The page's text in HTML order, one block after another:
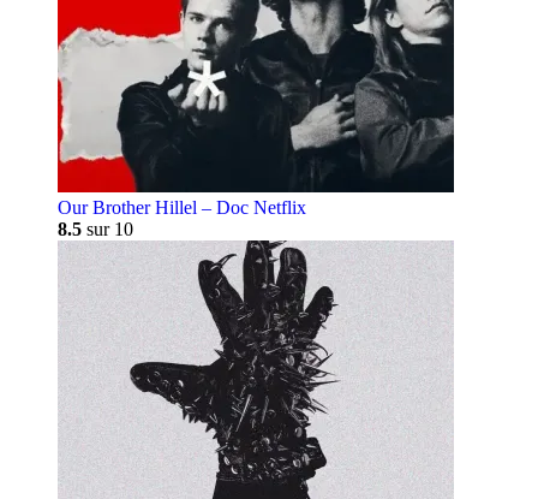
Our Brother Hillel – Doc Netflix
8.5 sur 10